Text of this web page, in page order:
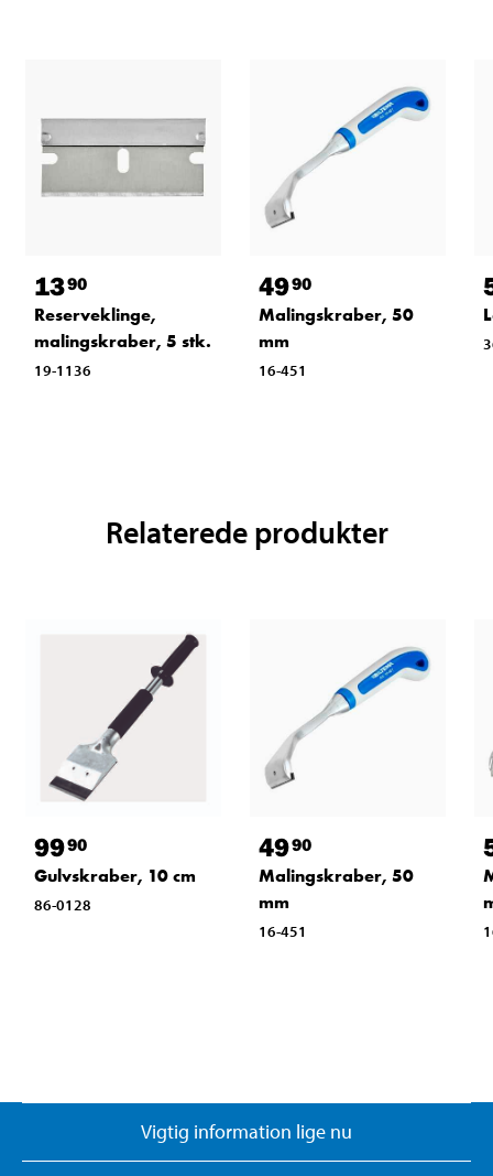
1390
Reserveklinge,
malingskraber, 5 stk.
19-1136
4990
Malingskraber, 50
mm
16-451
Relaterede produkter
9990
Gulvskraber, 10 cm
86-0128
4990
Malingskraber, 50
mm
16-451
Vigtig information lige nu